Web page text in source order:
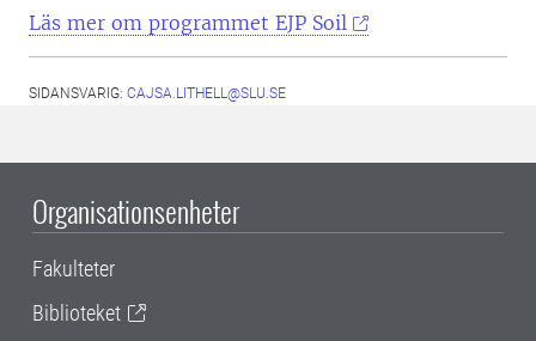
Läs mer om programmet EJP Soil
SIDANSVARIG: CAJSA.LITHELL@SLU.SE
Organisationsenheter
Fakulteter
Biblioteket